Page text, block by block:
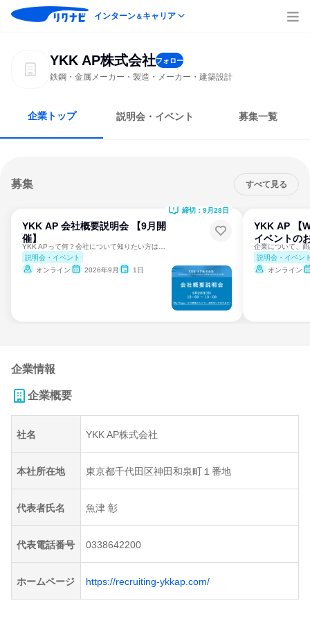
インターン＆キャリア
YKK AP株式会社フォロー
鉄鋼・金属メーカー・製造・メーカー・建築設計
企業トップ 説明会・イベント 募集一覧
募集 すべて見る
YKK AP 会社概要説明会 【9月開
催】
説明会・イベント
オンライン
2026年9月 1日
締切：9月28日
YKK AP 【
イベントの
説明会・イベン
オンライン
企業情報
企業概要
社名 YKK AP株式会社
本社所在地 東京都千代田区神田和泉町１番地
代表者氏名 魚津 彰
代表電話番号 0338642200
ホームページ https://recruiting-ykkap.com/